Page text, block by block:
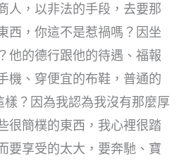
人，以非法的手段，去要那
西，你這不是惹禍嗎？因坐
他的德行跟他的待遇、福報
機、穿便宜的布鞋，普通的
？因為我認為我沒有那麼厚
很簡樸的東西，我心裡很踏
要享受的太大，要奔馳、寶